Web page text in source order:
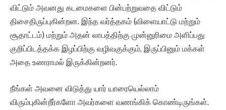
விட்டும் அவனது கடமைகளை பின்பற்றுவதை விட்டும்
திசைதிருப்புகின்றன. இந்த வர்த்தகம் (விளையாட்டு மற்றும்
சூதாட்டம்) மற்றும் அதன் லாபத்திற்கு முன்னுரிமை அளிப்பது
குறிப்பிடத்தக்க இழப்பிற்கு வழிவகுக்கும், இருப்பினும் மக்கள்
அதை உணராமல் இருக்கின்றனர்.
நீங்கள் அவனை விடுத்து யார் யாரையெல்லாம்
விரும்புகின்றீர்களோ அவர்களை வணங்கிக் கொண்டிருங்கள்.